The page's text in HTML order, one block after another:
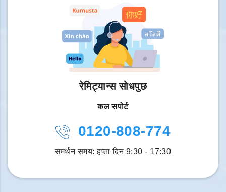
रेमिट्यान्स सोधपुछ
कल सपोर्ट
0120-808-774
समर्थन समय: हप्ता दिन 9:30 - 17:30